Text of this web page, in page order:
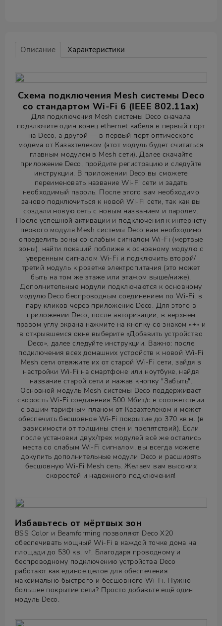
Описание Характеристики
Схема подключения Mesh системы Deco
со стандартом Wi-Fi 6 (IEEE 802.11ax)
Для подключения Mesh системы Deco сначала
подключите один конец ethernet кабеля в первый порт
на Deco, а другой — в первый порт оптического
модема от Казахтелеком (этот модуль будет считаться
главным модулем в Mesh сети). Далее скачайте
приложение Deco, пройдите регистрацию и следуйте
инструкции. В приложении Deco вы сможете
переименовать название Wi-Fi сети и задать
необходимый пароль. После этого вам необходимо
заново подключиться к новой Wi-Fi сети, так как вы
создали новую сеть с новым названием и паролем.
После успешной активации и подключения к интернету
первого модуля Mesh системы Deco вам необходимо
определить зоны со слабым сигналом Wi-Fi (мертвые
зоны), найти локаций поближе к основному модулю с
уверенным сигналом Wi-Fi и подключить второй/
третий модуль к розетке электропитания (это может
быть на том же этаже или этажом выше/ниже).
Дополнительные модули подключаются к основному
модулю Deco беспроводным соединением по Wi-Fi, в
пару кликов через приложение Deco. Для этого в
приложении Deco, после авторизации, в верхнем
правом углу экрана нажмите на кнопку со знаком «+» и
в открывшемся окне выберите «Добавить устройство
Deco», далее следуйте инструкции. Важно: после
подключения всех домашних устройств к новой Wi-Fi
Mesh сети отвяжите их от старой Wi-Fi сети, зайдя в
настройки Wi-Fi на смартфоне или ноутбуке, найдя
название старой сети и нажав кнопку "Забыть".
Основной модуль Mesh системы Deco поддерживает
скорость Wi-Fi соединения 500 Мбит/с в соответствии
с вашим тарифным планом от Казахтелеком и может
обеспечить бесшовное Wi-Fi покрытие до 370 кв.м. (в
зависимости от толщины стен и препятствий). Если
после установки двух/трех модулей всё же остались
места со слабым Wi-Fi сигналом, вы всегда можете
докупить дополнительные модули Deco и расширять
бесшовную Wi-Fi Mesh сеть. Желаем вам высоких
скоростей и надежного подключения!
Избавьтесь от мёртвых зон
BSS Color и Beamforming позволяют Deco X20
обеспечивать мощный Wi-Fi в каждой точке дома на
площади до 530 кв. м†. Благодаря проводному и
беспроводному подключению устройства Deco
работают как единое целое для обеспечения
максимально быстрого и бесшовного Wi-Fi. Нужно
большее покрытие сети? Просто добавьте ещё один
модуль Deco.